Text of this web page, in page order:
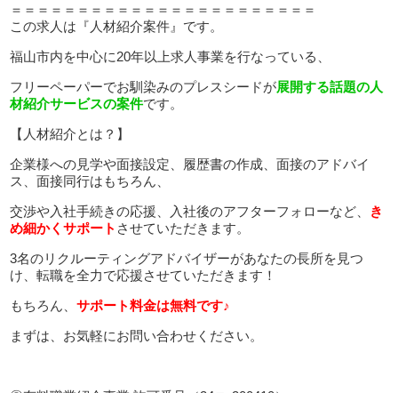
＝＝＝＝＝＝＝＝＝＝＝＝＝＝＝＝＝＝＝＝＝＝＝
この求人は『人材紹介案件』です。
福山市内を中心に20年以上求人事業を行なっている、
フリーペーパーでお馴染みのプレスシードが展開する話題の人
材紹介サービスの案件です。
【人材紹介とは？】
企業様への見学や面接設定、履歴書の作成、面接のアドバイ
ス、面接同行はもちろん、
交渉や入社手続きの応援、入社後のアフターフォローなど、
き
め細かくサポート させていただきます。
3名のリクルーティングアドバイザーがあなたの長所を見つ
け、転職を全力で応援させていただきます！
もちろん、サポート料金は無料です♪
まずは、お気軽にお問い合わせください。